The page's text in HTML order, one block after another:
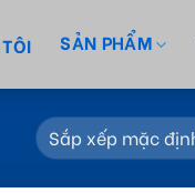
SẢN PHẨM